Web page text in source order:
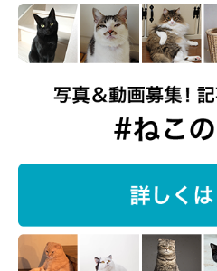
です。
※記事と写真に関連性はありませ